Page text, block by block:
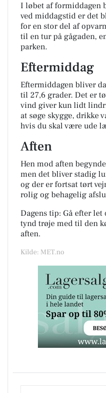
I løbet af formiddagen
ved middagstid er det
for en stor del af
til en tur på gågaden,
parken.
Eftermiddag
Eftermiddagen bliver
til 27,6 grader. Det er
vind giver kun lidt
at søge skygge, drikke
hvis du skal være ude
Aften
Hen mod aften
men det bliver stadig
og der er fortsat tørt
rolig og behagelig
Dagens tip: Gå efter
tynd trøje med til den
aften.
Kilde: MET.no